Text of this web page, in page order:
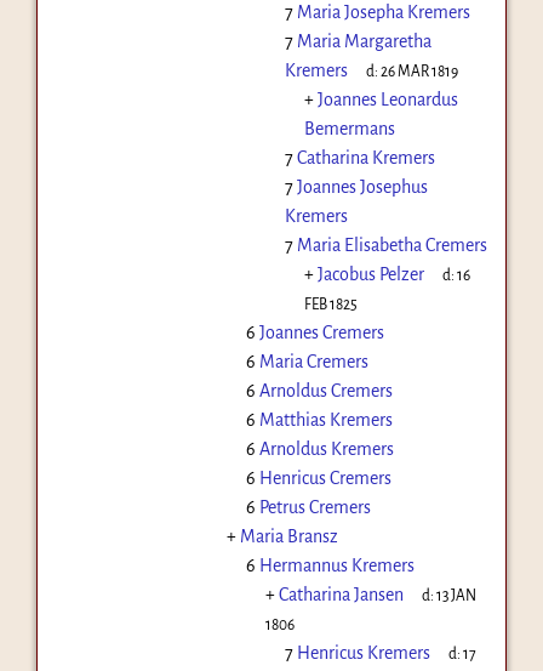
7 Maria Josepha Kremers
7 Maria Margaretha
Kremers
d:26 MAR 1819
+Joannes Leonardus
Bemermans
7Catharina Kremers
7Joannes Josephus
Kremers
7 Maria Elisabetha Cremers
+Jacobus Pelzer d:16
FEB 1825
6 Joannes Cremers
6 Maria Cremers
6 Arnoldus Cremers
6 Matthias Kremers
6 Arnoldus Kremers
6 Henricus Cremers
6 Petrus Cremers
+ Maria Bransz
6 Hermannus Kremers
+Catharina Jansen d:13 JAN
1806
7 Henricus Kremers d:17